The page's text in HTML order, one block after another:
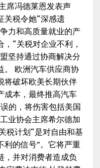
席冯德莱恩发表声
关税令她“深感遗
力和高质量就业的产
“关税对企业不利，
坚持通过协商解决分
。 欧洲汽车供应商协
将破坏欧美长期伙伴
成本，最终推高汽车
的，将伤害包括美国
业协会主席希尔德加
税计划“是对自由和基
利的信号”。它将严重
，并对消费者造成负